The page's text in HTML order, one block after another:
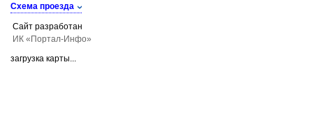
Схема проезда
Сайт разработан
ИК «Портал-Инфо»
загрузка карты...